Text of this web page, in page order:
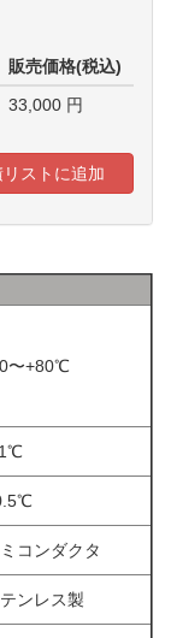
販売価格(税込)
33,000 円
リストに追加
〜+80℃
コンダクタ
ンレス製